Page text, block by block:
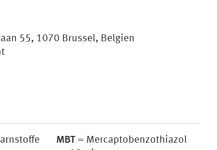
55, 1070 Brussel, Belgien
MBT= Mercaptobenzothiazol